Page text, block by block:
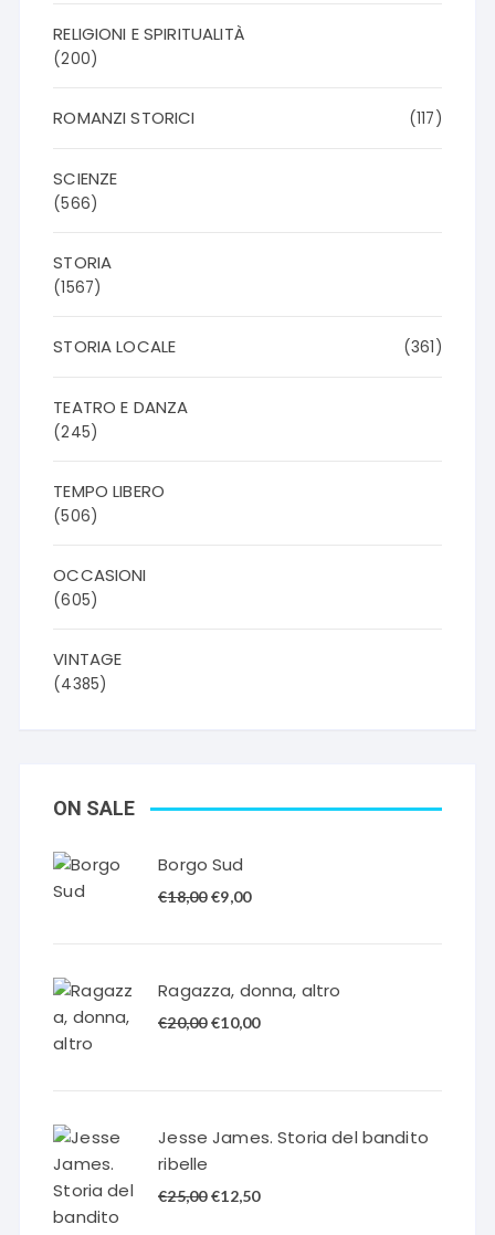
RELIGIONI E SPIRITUALITÀ
(200)
ROMANZI STORICI (117)
SCIENZE
(566)
STORIA
(1567)
STORIA LOCALE (361)
TEATRO E DANZA
(245)
TEMPO LIBERO
(506)
OCCASIONI
(605)
VINTAGE
(4385)
ON SALE
Borgo Sud
€18,00 Il
€18,00.
€9,00Il
€9,00.
Ragazza, donna, altro
€20,00 Il
€20,00.
€10,00Il
€10,00.
Jesse James. Storia del bandito
ribelle
€25,00 Il
€12,50Il